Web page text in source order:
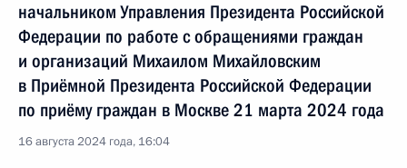
начальником Управления Президента Российской
Федерации по работе с обращениями граждан
и организаций Михаилом Михайловским
в Приёмной Президента Российской Федерации
по приёму граждан в Москве 21 марта 2024 года
16 августа 2024 года, 16:04